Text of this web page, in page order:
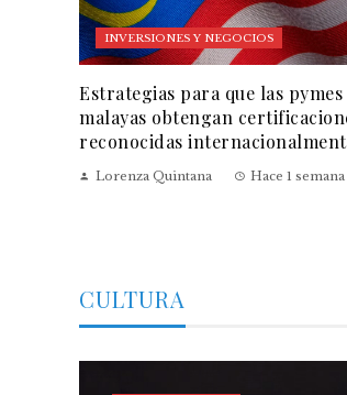
INVERSIONES Y NEGOCIOS
Estrategias para que las pymes
malayas obtengan
reconocidas
Lorenza Quintana Hace 1 semana
CULTURA